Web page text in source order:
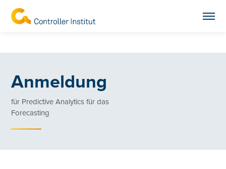
Anmeldung
für Predictive Analytics für das
Forecasting